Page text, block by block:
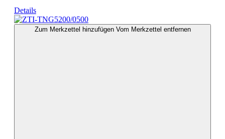
Details
Zum Merkzettel hinzufügen Vom Merkzettel entfernen